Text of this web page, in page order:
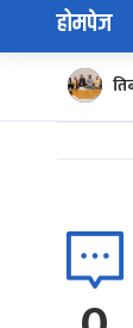
होमपेज